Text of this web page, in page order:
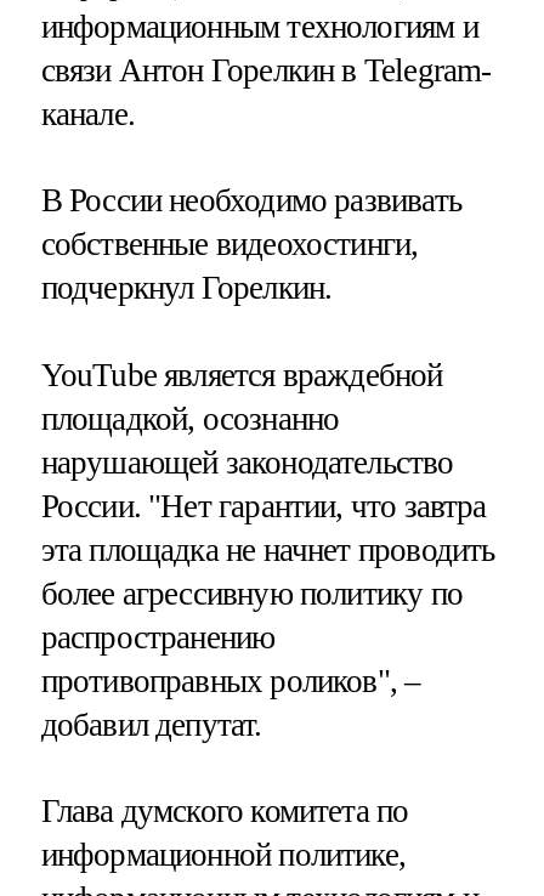
информационным технологиям и
связи Антон Горелкин в Telegram-
канале.
В России необходимо развивать
собственные видеохостинги,
подчеркнул Горелкин.
YouTube является враждебной
площадкой, осознанно
нарушающей законодательство
России. "Нет гарантии, что завтра
эта площадка не начнет проводить
более агрессивную политику по
распространению
противоправных роликов", –
добавил депутат.
Глава думского комитета по
информационной политике,